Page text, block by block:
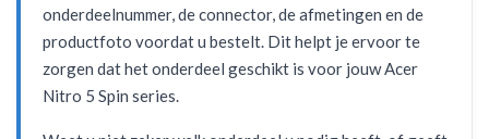
onderdeelnummer, de connector, de afmetingen en de
productfoto voordat u bestelt. Dit helpt je ervoor te
zorgen dat het onderdeel geschikt is voor jouw Acer
Nitro 5 Spin series.